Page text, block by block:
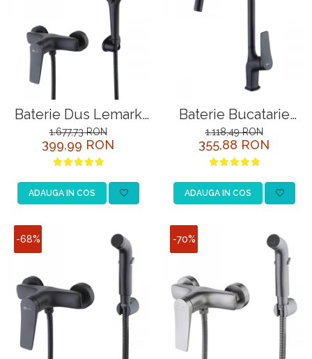
Baterie Dus Lemark
Bronx LM3703BL
Negru cu Para
1.677,73 RON
399,99 RON
ADAUGA IN COS
Baterie Bucatarie
Lemark Bronx
LM3705BL Negru
1.118,49 RON
355,88 RON
ADAUGA IN COS
-68% -70%